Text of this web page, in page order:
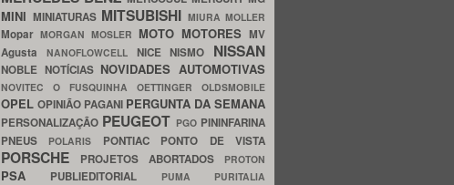
MINI MINIATURAS MITSUBISHI MIURA MOLLER
Mopar MORGAN MOSLER MOTO MOTORES MV
Agusta NANOFLOWCELL NICENISMO NISSAN
NOBLE NOTÍCIAS NOVIDADES AUTOMOTIVAS
NOVITEC O FUSQUINHA OETTINGER OLDSMOBILE
OPEL OPINIÃO PAGANI PERGUNTA DA SEMANA
PERSONALIZAÇÃO PEUGEOT PGO PININFARINA
PNEUS
POLARIS PONTIAC PONTO DE VISTA
PORSCHE PROJETOS ABORTADOS PROTON
PSA PUBLIEDITORIAL PUMA PURITALIA